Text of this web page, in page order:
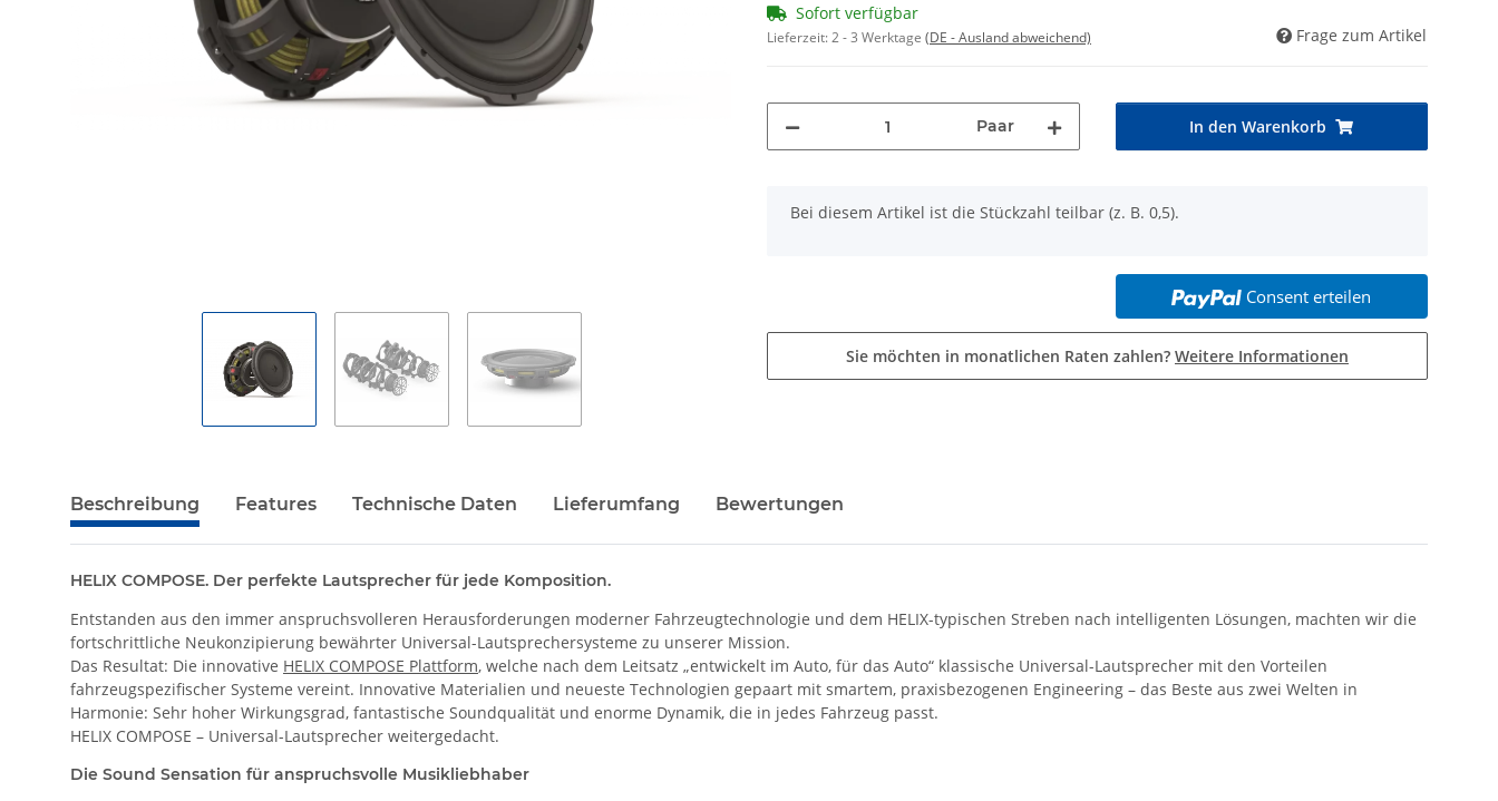
Sofort verfügbar
Lieferzeit:2 - 3 Werktage (DE - Ausland abweichend) Frage zum Artikel
Paar In den Warenkorb
x
Bei diesem Artikel ist die Stückzahl teilbar (z. B. 0,5).
Consent erteilen
Sie möchten in monatlichen Raten zahlen? Weitere Informationen
Beschreibung Features Technische Daten Lieferumfang Bewertungen
HELIX COMPOSE. Der perfekte Lautsprecher für jede Komposition.
Entstanden aus den immer anspruchsvolleren Herausforderungen moderner Fahrzeugtechnologie und dem HELIX-typischen Streben nach intelligenten Lösungen, machten wir die
fortschrittliche Neukonzipierung bewährter Universal-Lautsprechersysteme zu unserer Mission.
Das Resultat: Die innovative HELIX COMPOSE Plattform, welche nach dem Leitsatz „entwickelt im Auto, für das Auto“ klassische Universal-Lautsprecher mit den Vorteilen
fahrzeugspezifischer Systeme vereint. Innovative Materialien und neueste Technologien gepaart mit smartem, praxisbezogenen Engineering – das Beste aus zwei Welten in
Harmonie: Sehr hoher Wirkungsgrad, fantastische Soundqualität und enorme Dynamik, die in jedes Fahrzeug passt.
HELIX COMPOSE – Universal-Lautsprecher weitergedacht.
Die Sound Sensation für anspruchsvolle Musikliebhaber